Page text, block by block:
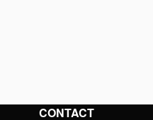
CONTACT